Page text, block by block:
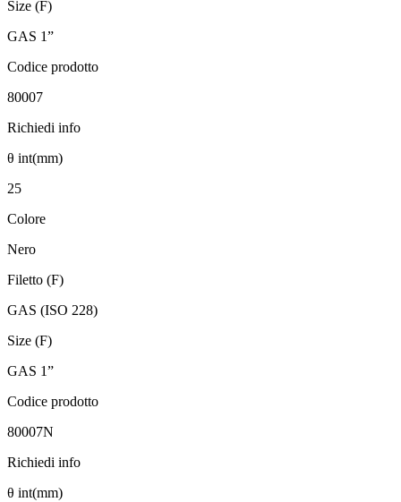
Size (F)
GAS 1”
Codice prodotto
80007
Richiedi info
θ int(mm)
25
Colore
Nero
Filetto (F)
GAS (ISO 228)
Size (F)
GAS 1”
Codice prodotto
80007N
Richiedi info
θ int(mm)